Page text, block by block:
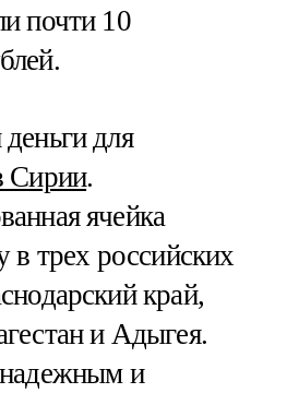
почти 10
для
Сирии.
ячейка
в трех российских
край,
и Адыгея.
и